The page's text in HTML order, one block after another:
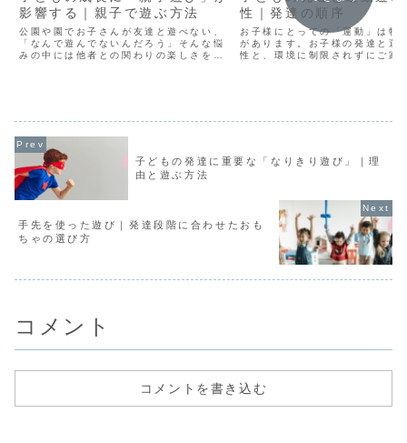
影響する｜親子で遊ぶ方法
公園や園でお子さんが友達と遊べない、
「なんで遊んでないんだろう」そんな悩
みの中には他者との関わりの楽しさを経
性｜発達の順序
お子様にとっての「運動」は特
があります。お子様の発達と運
性と、環境に制限されずにご家
子どもの発達に重要な「なりきり遊び」｜理
由と遊ぶ方法
手先を使った遊び｜発達段階に合わせたおも
ちゃの選び方
コメント
コメントを書き込む